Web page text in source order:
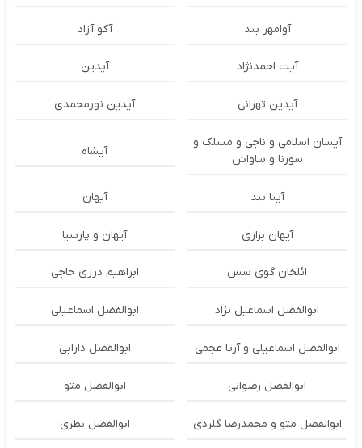
آوامهر بند آکو آزاد
آیت احمدنژاد آیدین
آیدین تهرانی آیدین نورمحمدی
آیسان اسلامی و ناجی و مسلک و
سورنا و ساواش
آیشاه
آینا بند آیهان
آیهان بزازی آیهان و پارسیا
ائلخان گوی سس ابراهیم درزی حاجی
ابوالفضل اسماعیل نژاد ابوالفضل اسماعیلی
ابوالفضل اسماعیلی و آرتا عجمی ابوالفضل دارابی
ابوالفضل رضوانی ابوالفضل متو
ابوالفضل متو و محمدرضا گلردی ابوالفضل نظری